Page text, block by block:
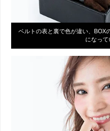
ベルトの表と裏で色が違い、BOX
になって